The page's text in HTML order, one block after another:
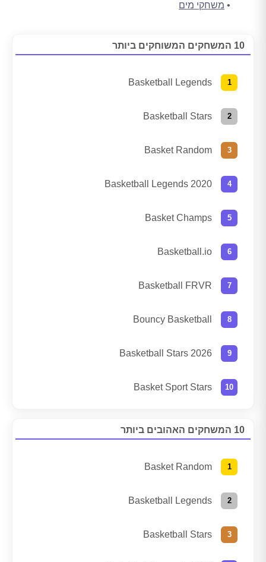
משחקי מים
10 המשחקים המשוחקים ביותר
Basketball Legends
Basketball Stars
Basket Random
Basketball Legends 2020
Basket Champs
Basketball.io
Basketball FRVR
Bouncy Basketball
Basketball Stars 2026
Basket Sport Stars
10 המשחקים האהובים ביותר
Basket Random
Basketball Legends
Basketball Stars